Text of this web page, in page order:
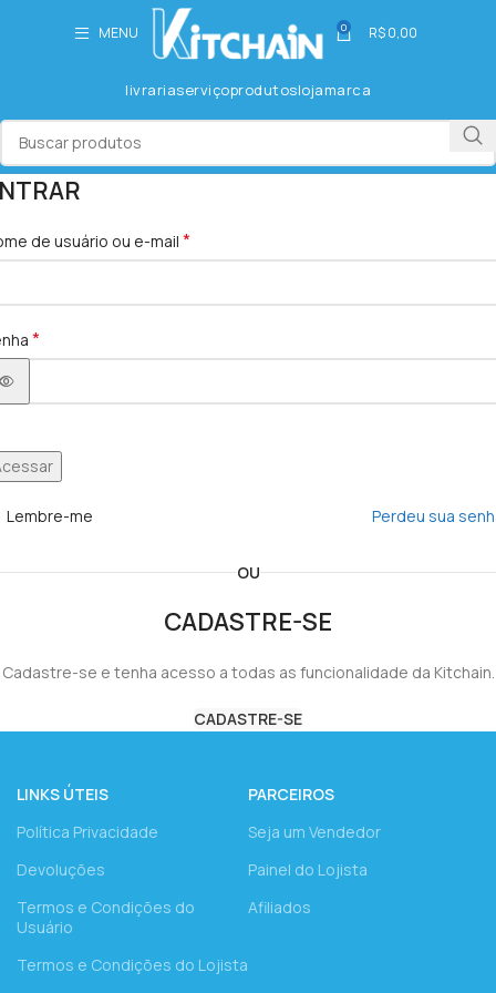
MENU 0 R$0,00
livrariaserviçoprodutoslojamarca
de usuário ou e-mail *
*
Perdeu sua
Lembre-me
OU
CADASTRE-SE
Cadastre-se e tenha acesso a todas as funcionalidade da Kitchain.
CADASTRE-SE
LINKS ÚTEIS
Política Privacidade
Devoluções
Termos e Condições do
Usuário
Termos e Condições do Lojista
PARCEIROS
Seja um Vendedor
Painel do Lojista
Afiliados